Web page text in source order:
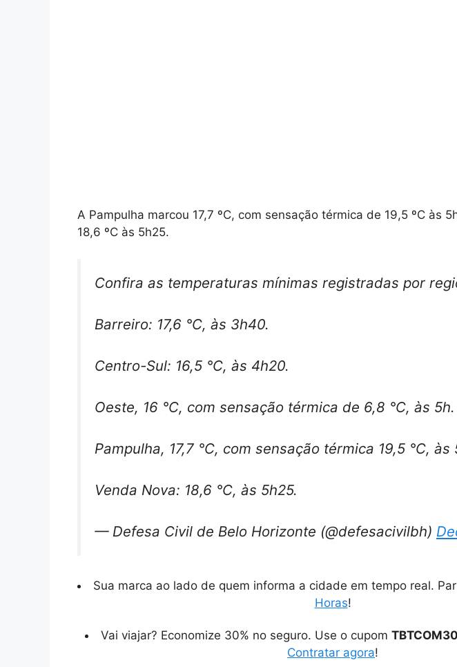
A Pampulha marcou 17,7 ºC, com sensação térmica de 19,5 ºC às
18,6 ºC às 5h25.
Confira as temperaturas mínimas registradas por
Barreiro: 17,6 °C, às 3h40.
Centro-Sul: 16,5 °C, às 4h20.
Oeste, 16 °C, com sensação térmica de 6,8 °C, às 5h.
Pampulha, 17,7 °C, com sensação térmica 19,5 °C, às
Venda Nova: 18,6 °C, às 5h25.
— Defesa Civil de Belo Horizonte (@defesacivilbh)
Sua marca ao lado de quem informa a cidade em tempo real.
Horas!
Vai viajar? Economize 30% no seguro. Use o cupom TBTCOM30
Contratar agora!